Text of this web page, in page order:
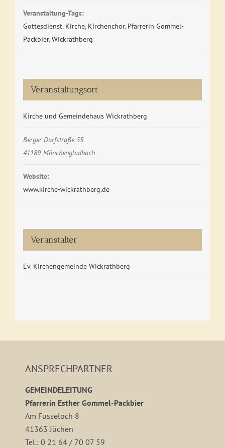
Veranstaltung-Tags:
Gottesdienst, Kirche, Kirchenchor, Pfarrerin Gommel-
Packbier,Wickrathberg
Veranstaltungsort
Kirche und Gemeindehaus Wickrathberg
Berger Dorfstraße 55
Mönchengladbach
41189
Website:
www.kirche-wickrathberg.de
Veranstalter
Ev. Kirchengemeinde Wickrathberg
ANSPRECHPARTNER
GEMEINDELEITUNG
Pfarrerin Esther Gommel-Packbier
Am Fusseloch 8
41363 Jüchen
Tel.: 0 21 64 / 70 07 59